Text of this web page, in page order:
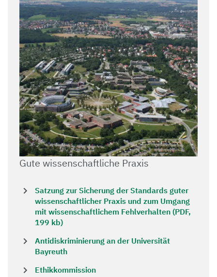
Gute wissenschaftliche Praxis
Satzung zur Sicherung der Standards guter
wissenschaftlicher Praxis und zum Umgang
mit wissenschaftlichem Fehlverhalten (PDF,
199 kb)
Antidiskriminierung an der Universität
Bayreuth
Ethikkommission